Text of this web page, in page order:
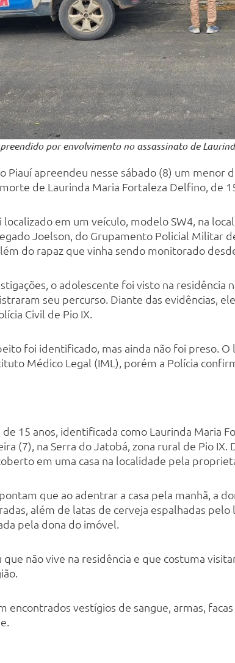
por envolvimento no assassinato de
Piauí apreendeu nesse sábado (8) um menor
de Laurinda Maria Fortaleza Delfino, de
em um veículo, modelo SW4, na
Joelson, do Grupamento Policial Militar
do rapaz que vinha sendo monitorado
o adolescente foi visto na
seu percurso. Diante das evidências,
Civil de Pio IX.
foi identificado, mas ainda não foi preso.
Médico Legal (IML), porém a Polícia
15 anos, identificada como Laurinda Maria
(7), na Serra do Jatobá, zona rural de Pio
em uma casa na localidade pela
que ao adentrar a casa pela manhã, a
além de latas de cerveja espalhadas pelo
pela dona do imóvel.
não vive na residência e que costuma
encontrados vestígios de sangue, armas,